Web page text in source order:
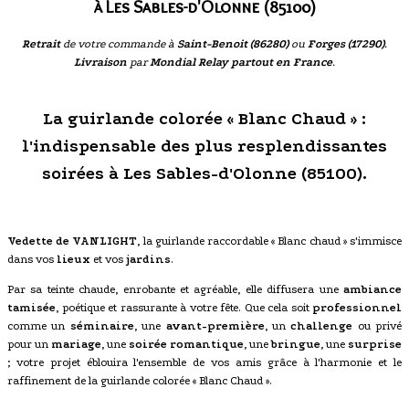
à Les Sables-d'Olonne (85100)
Retraitde votre commande à Saint-Benoit (86280)ou Forges (17290).
Livraison parMondial Relay partout en France.
La guirlande colorée « Blanc Chaud » :
l'indispensable des plus resplendissantes
soirées à Les Sables-d'Olonne (85100).
Vedette de VANLIGHT , la guirlande raccordable « Blanc chaud » s'immisce
dans vos lieux et vos jardins.
Par sa teinte chaude, enrobante et agréable, elle diffusera une ambiance
tamisée , poétique et rassurante à votre fête. Que cela soit professionnel
comme un séminaire, une avant-première, unchallenge ou privé
pour un mariage , une soirée romantique , unebringue , une surprise
; votre projet éblouira l'ensemble de vos amis grâce à l'harmonie et le
raffinement de la guirlande colorée « Blanc Chaud ».